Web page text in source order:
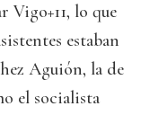
Vigo+11, lo que
estaban
Aguión, la de
el socialista